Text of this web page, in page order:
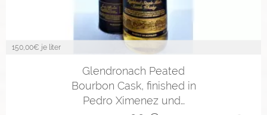
150,00€ je liter
Glendronach Peated
Bourbon Cask, finished in
Pedro Ximenez und…